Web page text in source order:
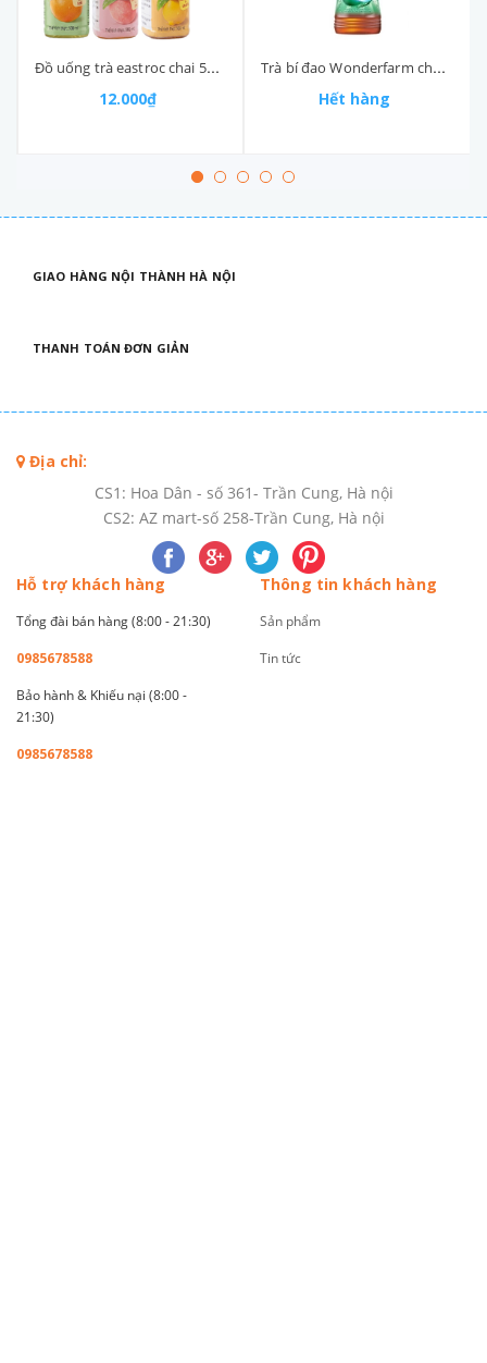
Đồ uống trà eastroc chai 500ml
12.000₫
Trà bí đao Wonderfarm chai (390-:-450)ml
Hết hàng
GIAO HÀNG NỘI THÀNH HÀ NỘI
THANH TOÁN ĐƠN GIẢN
Địa chỉ:
CS1: Hoa Dân - số 361- Trần Cung, Hà nội
CS2: AZ mart-số 258-Trần Cung, Hà nội
Hỗ trợ khách hàng
Tổng đài bán hàng (8:00 - 21:30)
0985678588
Bảo hành & Khiếu nại (8:00 -
21:30)
0985678588
Thông tin khách hàng
Sản phẩm
Tin tức